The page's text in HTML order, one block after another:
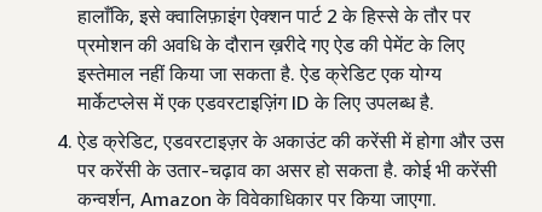
हालाँकि, इसे क्वालिफ़ाइंग ऐक्शन पार्ट 2 के हिस्से के तौर पर
प्रमोशन की अवधि के दौरान ख़रीदे गए ऐड की पेमेंट के लिए
इस्तेमाल नहीं किया जा सकता है. ऐड क्रेडिट एक योग्य
मार्केटप्लेस में एक एडवरटाइज़िंग ID के लिए उपलब्ध है.
ऐड क्रेडिट, एडवरटाइज़र के अकाउंट की करेंसी में होगा और उस
पर करेंसी के उतार-चढ़ाव का असर हो सकता है. कोई भी करेंसी
कन्वर्शन, Amazon के विवेकाधिकार पर किया जाएगा.